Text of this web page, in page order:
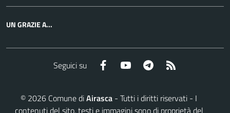
UN GRAZIE A...
Seguici su Facebook YouTube Telegram
© 2026 Comune diAirasca - Tutti i diritti riservati - I
contenuti del sito, testi e immagini sono di proprietà del